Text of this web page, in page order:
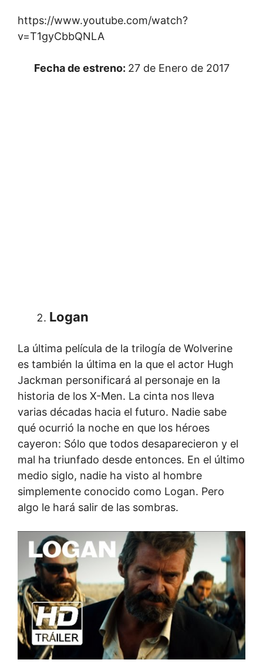
https://www.youtube.com/watch?
v=T1gyCbbQNLA
Fecha de estreno: 27 de Enero de 2017
Logan
La última película de la trilogía de Wolverine
es también la última en la que el actor Hugh
Jackman personificará al personaje en la
historia de los X-Men. La cinta nos lleva
varias décadas hacia el futuro. Nadie sabe
qué ocurrió la noche en que los héroes
cayeron: Sólo que todos desaparecieron y el
mal ha triunfado desde entonces. En el último
medio siglo, nadie ha visto al hombre
simplemente conocido como Logan. Pero
algo le hará salir de las sombras.